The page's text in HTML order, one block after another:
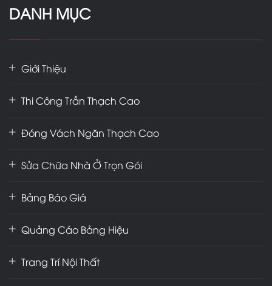
DANH MỤC
Giới Thiệu
Thi Công Trần Thạch Cao
Đóng Vách Ngăn Thạch Cao
Sửa Chữa Nhà Ở Trọn Gói
Bảng Báo Giá
Quảng Cáo Bảng Hiệu
Trang Trí Nội Thất